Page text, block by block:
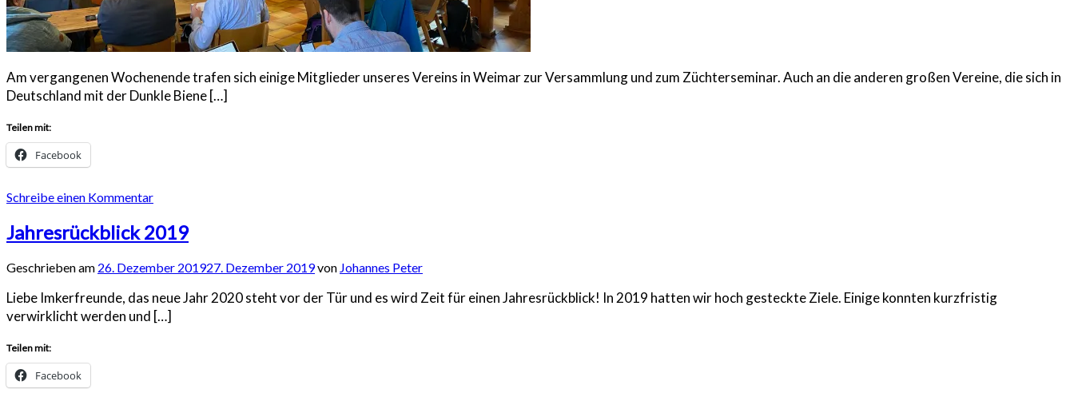
Am vergangenen Wochenende trafen sich einige Mitglieder unseres Vereins in Weimar zur Versammlung und zum Züchterseminar. Auch an die anderen großen Vereine, die sich in
Deutschland mit der Dunkle Biene […]
Teilen mit:
Facebook
Schreibe einen Kommentar
Jahresrückblick 2019
Geschrieben am 26. Dezember 201927. Dezember 2019von Johannes Peter
Liebe Imkerfreunde, das neue Jahr 2020 steht vor der Tür und es wird Zeit für einen Jahresrückblick! In 2019 hatten wir hoch gesteckte Ziele. Einige konnten kurzfristig
verwirklicht werden und […]
Teilen mit:
Facebook